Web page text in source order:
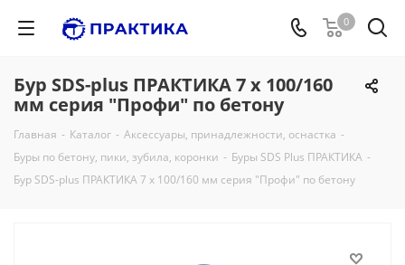
0
Бур SDS-plus ПРАКТИКА 7 х 100/160
мм серия "Профи" по бетону
Главная - Каталог - Аксессуары, принадлежности, оснастка -
Буры по бетону, пики, зубила, коронки - Буры SDS Plus ПРАКТИКА -
Бур SDS-plus ПРАКТИКА 7 х 100/160 мм серия "Профи" по бетону